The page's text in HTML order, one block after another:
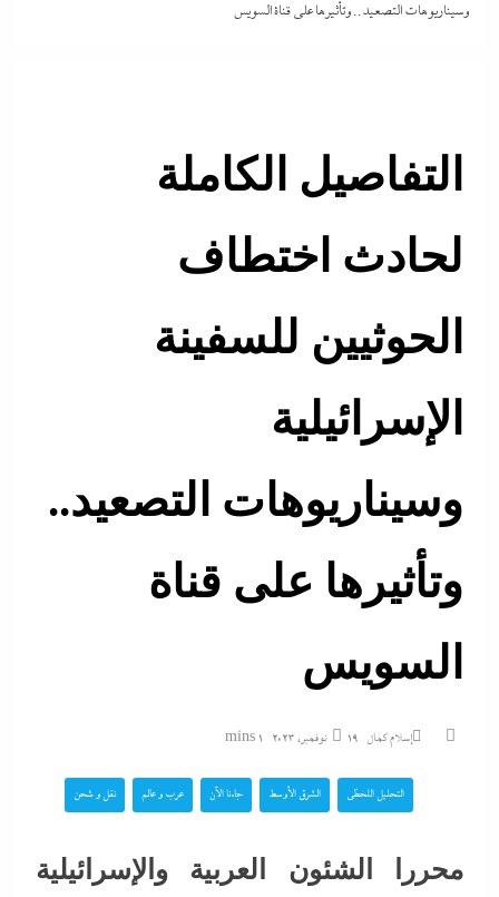
وسيناريوهات التصعيد.. وتأثيرها على قناة السويس
التفاصيل الكاملة
لحادث اختطاف
الحوثيين للسفينة
الإسرائيلية
وسيناريوهات التصعيد..
وتأثيرها على قناة
السويس
إسلام كمال 19 نوفمبر، 2023 1 mins
التحليل اللحظي الشرق الأوسط جاءنا الآن عرب و عالم نقل و شحن
محررا الشئون العربية والإسرائيلية